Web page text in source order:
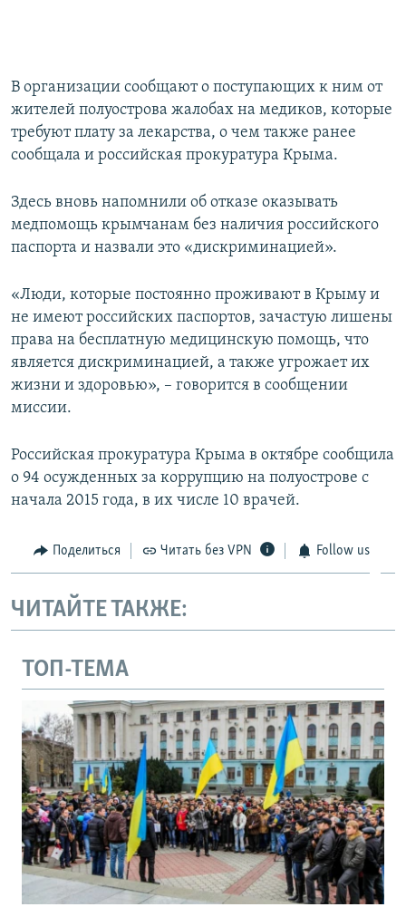
В организации сообщают о поступающих к ним от
жителей полуострова жалобах на медиков, которые
требуют плату за лекарства, о чем также ранее
сообщала и российская прокуратура Крыма.
Здесь вновь напомнили об отказе оказывать
медпомощь крымчанам без наличия российского
паспорта и назвали это «дискриминацией».
«Люди, которые постоянно проживают в Крыму и
не имеют российских паспортов, зачастую лишены
права на бесплатную медицинскую помощь, что
является дискриминацией, а также угрожает их
жизни и здоровью», – говорится в сообщении
миссии.
Российская прокуратура Крыма в октябре сообщила
о 94 осужденных за коррупцию на полуострове с
начала 2015 года, в их числе 10 врачей.
Поделиться Читать без VPN Follow us
ЧИТАЙТЕ ТАКЖЕ:
ТОП-ТЕМА